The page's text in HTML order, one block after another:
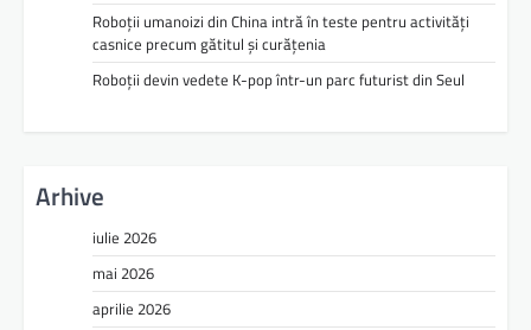
Roboții umanoizi din China intră în teste pentru activități
casnice precum gătitul și curățenia
Roboții devin vedete K-pop într-un parc futurist din Seul
Arhive
iulie 2026
mai 2026
aprilie 2026